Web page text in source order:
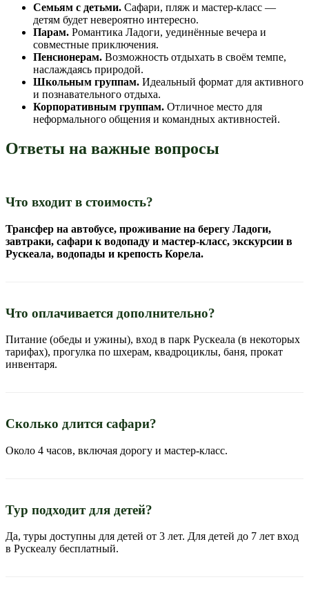
Семьям с детьми. Сафари, пляж и мастер-класс —
детям будет невероятно интересно.
Парам. Романтика Ладоги, уединённые вечера и
совместные приключения.
Пенсионерам. Возможность отдыхать в своём темпе,
наслаждаясь природой.
Школьным группам. Идеальный формат для активного
и познавательного отдыха.
Корпоративным группам. Отличное место для
неформального общения и командных активностей.
Ответы на важные вопросы
Что входит в стоимость?
Трансфер на автобусе, проживание на берегу Ладоги,
завтраки, сафари к водопаду и мастер-класс, экскурсии в
Рускеала, водопады и крепость Корела.
Что оплачивается дополнительно?
Питание (обеды и ужины), вход в парк Рускеала (в некоторых
тарифах), прогулка по шхерам, квадроциклы, баня, прокат
инвентаря.
Сколько длится сафари?
Около 4 часов, включая дорогу и мастер-класс.
Тур подходит для детей?
Да, туры доступны для детей от 3 лет. Для детей до 7 лет вход
в Рускеалу бесплатный.